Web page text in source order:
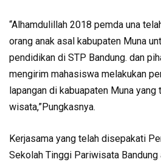
“Alhamdulillah 2018 pemda una
orang anak asal kabupaten Muna
pendidikan di STP Bandung. dan
mengirim mahasiswa melakukan
lapangan di kabuapaten Muna
wisata,”Pungkasnya.
Kerjasama yang telah disepakati
Sekolah Tinggi Pariwisata Bandung